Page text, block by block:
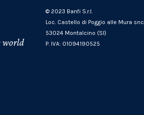
world
© 2023 Banfi S.r.l.
Loc. Castello di Poggio alle Mura snc
53024 Montalcino (SI)
P. IVA: 01094190525